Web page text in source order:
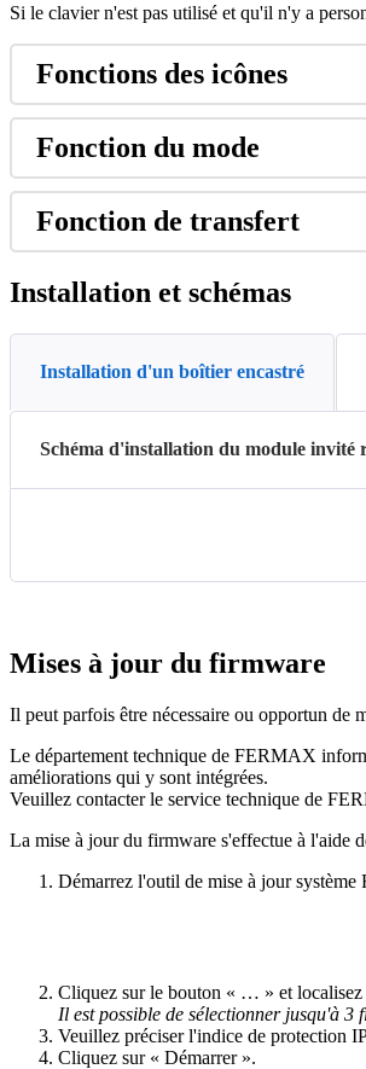
Si le clavier n'est pas utilisé et qu'il n'y a
Fonctions des icônes
Fonction du mode
Fonction de transfert
Installation et schémas
Installation d'un boîtier encastré
Schéma d'installation du module invité
Mises à jour du firmware
Il peut parfois être nécessaire ou opportun de
Le département technique de FERMAX
améliorations qui y sont intégrées.
Veuillez contacter le service technique de
La mise à jour du firmware s'effectue à l'aide
Démarrez l'outil de mise à jour système
Cliquez sur le bouton « … » et localisez
Il est possible de sélectionner jusqu'à 3
Veuillez préciser l'indice de protection IP
Cliquez sur « Démarrer ».